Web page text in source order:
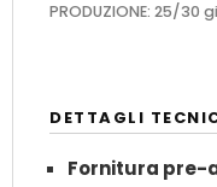
PRODUZIONE: 25/30
DETTAGLI
Fornitura pre-